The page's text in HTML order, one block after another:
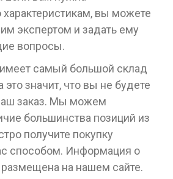
характеристикам, вы можете
экспертом и задать ему
вопросы.
самый большой склад
значит, что вы не будете
заказ. Мы можем
большинства позиций из
получите покупку
способом. Информация о
на нашем сайте.